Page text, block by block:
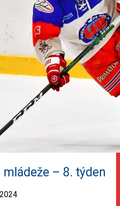
– 8. týden